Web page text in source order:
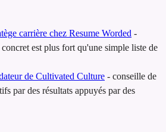
carrière chez Resume Worded -
est plus fort qu'une simple liste de
de Cultivated Culture - conseille de
par des résultats appuyés par des